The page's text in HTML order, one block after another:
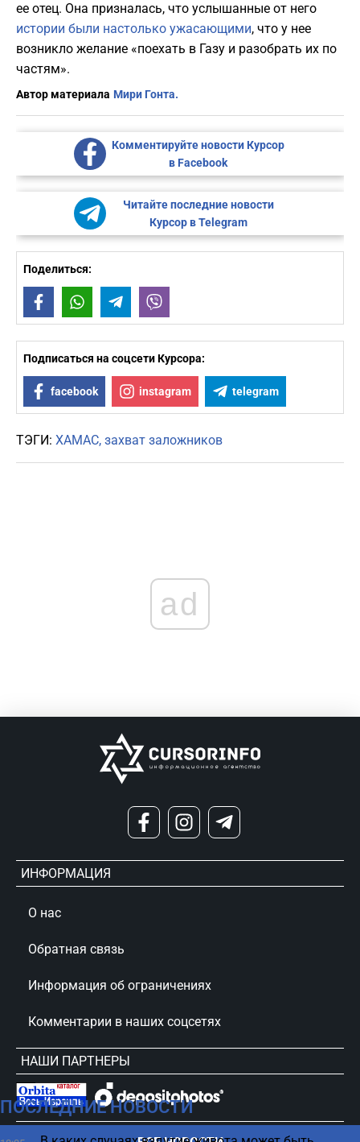
ее отец. Она призналась, что услышанные от него
истории были настолько ужасающими, что у нее
возникло желание «поехать в Газу и разобрать их по
частям».
Автор материала Мири Гонта.
Комментируйте новости Курсор
в Facebook
Читайте последние новости
Курсор в Telegram
Поделиться:
FacebookWhatsAppTelegram
Подписаться на соцсети Курсора:
facebook instagram telegram
ТЭГИ: ХАМАС захват заложников
ПОСЛЕДНИЕ НОВОСТИ
ad
ИНФОРМАЦИЯ
О нас
Обратная связь
Информация об ограничениях
Комментарии в наших соцсетях
НАШИ ПАРТНЕРЫ